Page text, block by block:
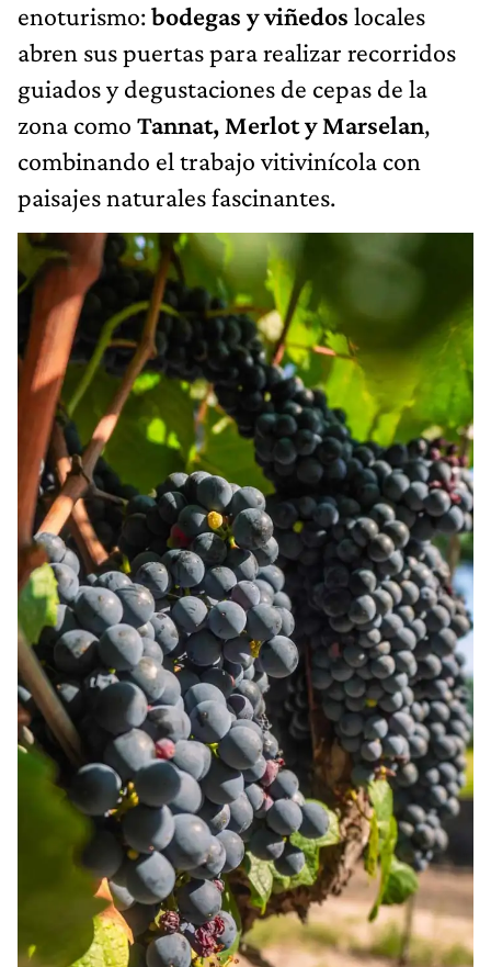
enoturismo:bodegas y viñedos locales
abren sus puertas para realizar recorridos
guiados y degustaciones de cepas de la
zona como Tannat, Merlot y Marselan,
combinando el trabajo vitivinícola con
paisajes naturales fascinantes.